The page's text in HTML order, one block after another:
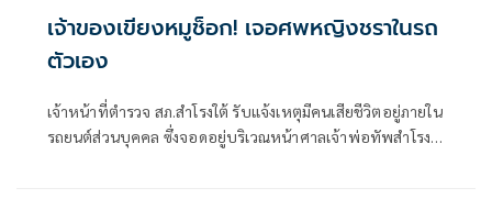
เจ้าของเขียงหมูช็อก! เจอศพหญิงชราในรถ
ตัวเอง
เจ้าหน้าที่ตำรวจ สภ.สำโรงใต้ รับแจ้งเหตุมีคนเสียชีวิตอยู่ภายใน
รถยนต์ส่วนบุคคล ซึ่งจอดอยู่บริเวณหน้าศาลเจ้าพ่อทัพสำโรง